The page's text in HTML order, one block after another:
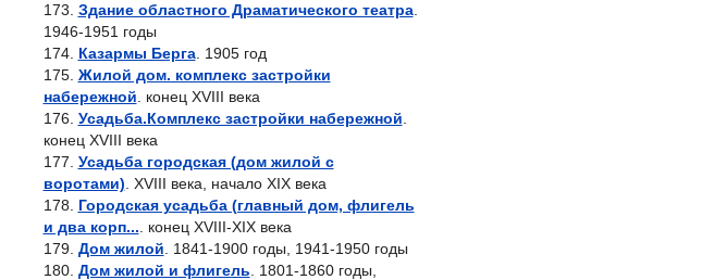
Здание областного Драматического театра.
1946-1951 годы
Казармы Берга. 1905 год
Жилой дом. комплекс застройки
набережной . конец XVIII века
Усадьба.Комплекс застройки набережной
конец XVIII века
Усадьба городская (дом жилой с
воротами) . XVIII века, начало XIX века
Городская усадьба (главный дом, флигель
и два корп... . конец XVIII-XIX века
Дом жилой . 1841-1900 годы, 1941-1950 годы
Дом жилой и флигель . 1801-1860 годы,